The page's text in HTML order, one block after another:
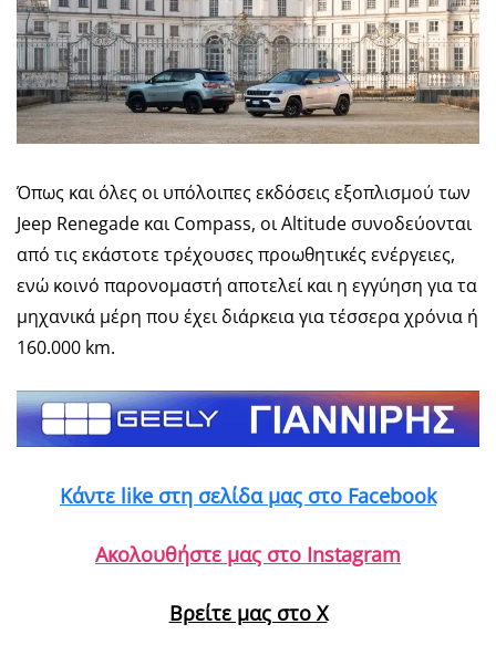
Όπως και όλες οι υπόλοιπες εκδόσεις εξοπλισμού των
Jeep Renegade και Compass, οι Altitude συνοδεύονται
από τις εκάστοτε τρέχουσες προωθητικές ενέργειες,
ενώ κοινό παρονομαστή αποτελεί και η εγγύηση για τα
μηχανικά μέρη που έχει διάρκεια για τέσσερα χρόνια ή
160.000 km.
Κάντε like στη σελίδα μας στο Facebook
Ακολουθήστε μας στο Instagram
Βρείτε μας στο X